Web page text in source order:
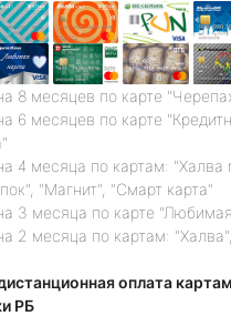
8 месяцев по карте
6 месяцев по карте
4 месяца по картам: "Халва
"Магнит", "Смарт карта"
3 месяца по карте
2 месяца по картам:
оплата
РБ